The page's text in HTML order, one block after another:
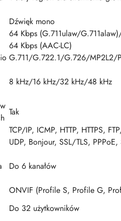
Dźwięk mono
64 Kbps (G.711ulaw/
64 Kbps (AAC-LC)
G.711/G.722.1/G.726/MP2L2/
8 kHz/16 kHz/32 kHz/48 kHz
Tak
TCP/IP, ICMP, HTTP, HTTPS,
UDP, Bonjour, SSL/TLS,
Do 6 kanałów
ONVIF (Profile S, Profile G,
Do 32 użytkowników